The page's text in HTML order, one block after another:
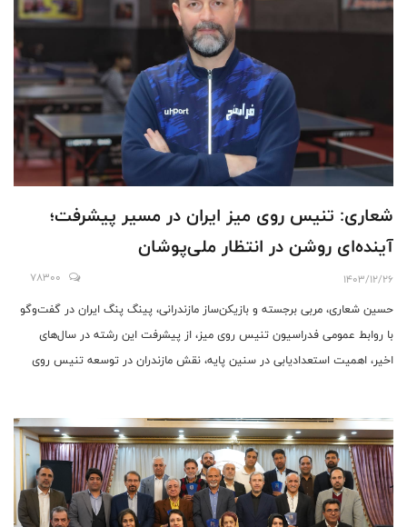
شعاری: تنیس روی میز ایران در مسیر پیشرفت؛
آینده‌ای روشن در انتظار ملی‌پوشان
1403/12/26
78300
حسین شعاری، مربی برجسته و بازیکن‌ساز مازندرانی، پینگ پنگ ایران در گفت‌وگو
با روابط عمومی فدراسیون تنیس روی میز، از پیشرفت این رشته در سال‌های
اخیر، اهمیت استعدادیابی در سنین پایه، نقش مازندران در توسعه تنیس روی